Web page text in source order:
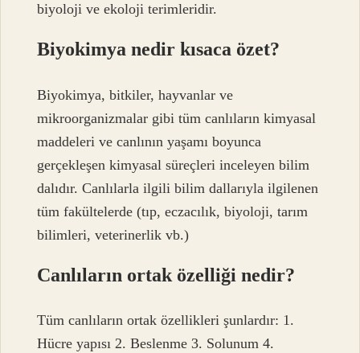
biyoloji ve ekoloji terimleridir.
Biyokimya nedir kısaca özet?
Biyokimya, bitkiler, hayvanlar ve
mikroorganizmalar gibi tüm canlıların kimyasal
maddeleri ve canlının yaşamı boyunca
gerçekleşen kimyasal süreçleri inceleyen bilim
dalıdır. Canlılarla ilgili bilim dallarıyla ilgilenen
tüm fakültelerde (tıp, eczacılık, biyoloji, tarım
bilimleri, veterinerlik vb.)
Canlıların ortak özelliği nedir?
Tüm canlıların ortak özellikleri şunlardır: 1.
Hücre yapısı 2. Beslenme 3. Solunum 4.